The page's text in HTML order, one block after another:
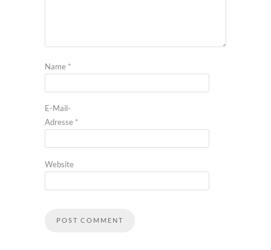
Name *
E-Mail-
Adresse *
Website